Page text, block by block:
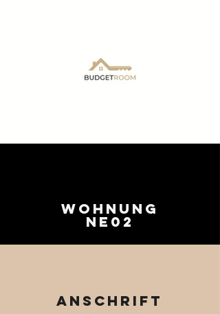
Wohnung
NE02
Anschrift